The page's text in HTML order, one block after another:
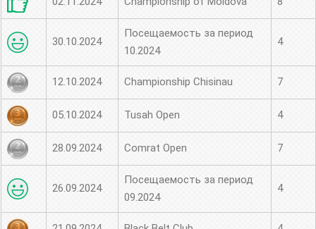
30.10.2024
Посещаемость за период
10.2024
4
12.10.2024 Championship Chisinau 7
05.10.2024 Tusah Open 4
28.09.2024 Comrat Open 7
26.09.2024
Посещаемость за период
09.2024
4